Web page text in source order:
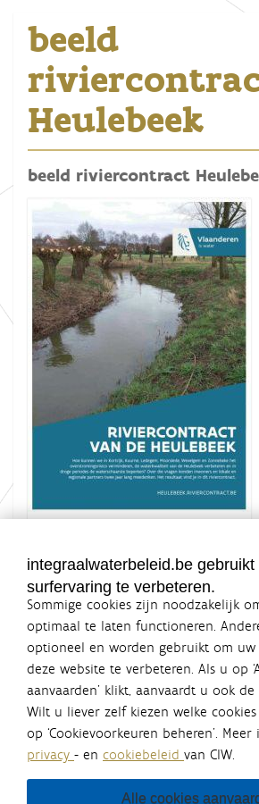
beeld
Heulebeek
beeld riviercontract
k
v
o
r
d
v
o
l
e
d
integraalwaterbeleid.be
surfervaring te verbeteren.
Sommige cookies zijn noodzakelijk
optimaal te laten functioneren.
optioneel en worden gebruikt om
deze website te verbeteren. Als u op
aanvaarden’ klikt, aanvaardt u ook
Wilt u liever zelf kiezen welke
op ‘Cookievoorkeuren beheren’.
privacy - en cookiebeleid van CIW.
Alle cookies
Integraalwaterbeleid.be is een
officiële website van de Vlaamse
overheid
uitgegeven door Coördinatiecommissie
Waterbeleid
De Coördinatiecommissie Integraal
bestuursniveaus die bij het waterbeleid